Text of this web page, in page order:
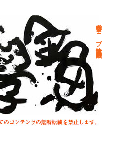
総合文学ウェブ情報誌 文学金魚